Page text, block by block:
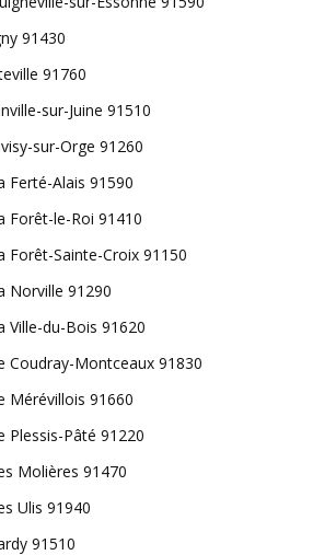
91430
91760
sur-Juine 91510
sur-Orge 91260
Ferté-Alais 91590
Forêt-le-Roi 91410
Forêt-Sainte-Croix 91150
Norville 91290
Ville-du-Bois 91620
Coudray-Montceaux 91830
Mérévillois 91660
Plessis-Pâté 91220
Molières 91470
Ulis 91940
91510